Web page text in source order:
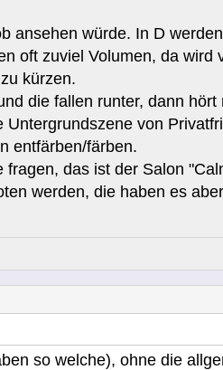
ansehen würde. In D
oft zuviel Volumen, da wird
kürzen.
die fallen runter, dann
von
entfärben/färben.
das ist der Salon
werden, die haben es
so welche), ohne die